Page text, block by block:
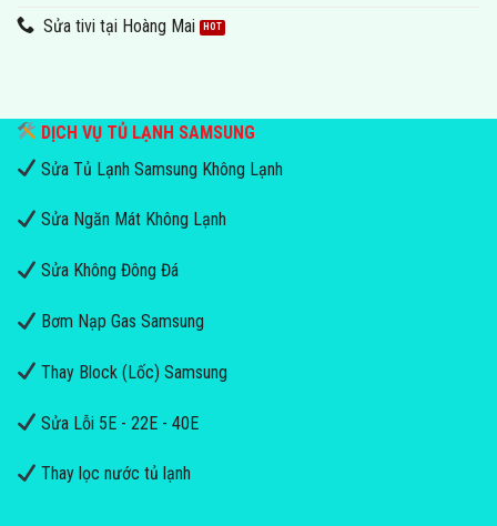
Sửa tivi tại Hoàng Mai
DỊCH VỤ TỦ LẠNH SAMSUNG
Sửa Tủ Lạnh Samsung Không Lạnh
Sửa Ngăn Mát Không Lạnh
Sửa Không Đông Đá
Bơm Nạp Gas Samsung
Thay Block (Lốc) Samsung
Sửa Lỗi 5E - 22E - 40E
Thay lọc nước tủ lạnh